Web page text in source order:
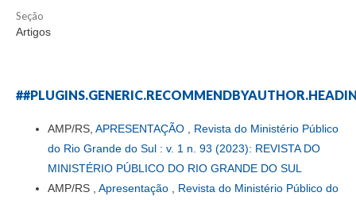
Seção
Artigos
AMP/RS, APRESENTAÇÃO
Revista do Ministério Público
do Rio Grande do Sul : v. 1 n. 93 (2023): REVISTA DO
MINISTÉRIO PÚBLICO DO RIO GRANDE DO SUL
AMP/RS , Apresentação
Revista do Ministério Público do